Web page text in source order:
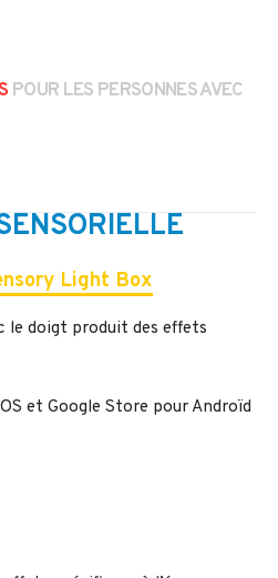
POUR LES PERSONNES AVEC
Light Box
le doigt produit des effets
et Google Store pour Androïd